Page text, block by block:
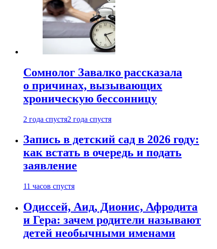
Сомнолог Завалко рассказала
о причинах, вызывающих
хроническую бессонницу
2 года спустя2 года спустя
Запись в детский сад в 2026 году:
как встать в очередь и подать
заявление
11 часов спустя
Одиссей, Аид, Дионис, Афродита
и Гера: зачем родители называют
детей необычными именами